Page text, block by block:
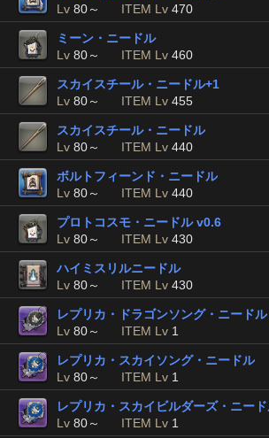
Lv 80～ ITEM Lv 470
ミーン・ニードル
Lv 80～ ITEM Lv 460
スカイスチール・ニードル+1
Lv 80～ ITEM Lv 455
スカイスチール・ニードル
Lv 80～ ITEM Lv 440
ボルトフィーンド・ニードル
Lv 80～ ITEM Lv 440
プロトコスモ・ニードル v0.6
Lv 80～ ITEM Lv 430
ハイミスリルニードル
Lv 80～ ITEM Lv 430
レプリカ・ドラゴンソング・ニードル
Lv 80～ ITEM Lv 1
レプリカ・スカイソング・ニードル
Lv 80～ ITEM Lv 1
レプリカ・スカイビルダーズ・ニー
Lv 80～ ITEM Lv 1